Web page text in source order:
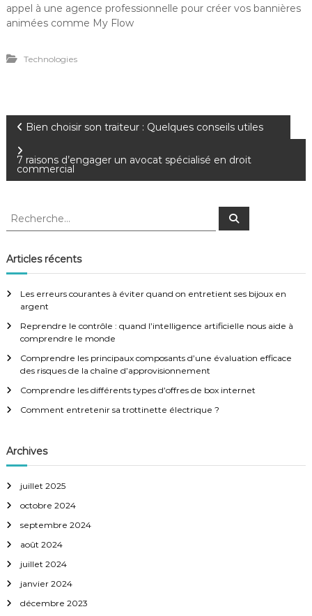
appel à une agence professionnelle pour créer vos bannières
animées comme My Flow
Technologies
N
a
i
g
a
t
i
o
n
d
e
l
’
a
r
Bien choisir son traiteur : Quelques conseils utiles
7 raisons d’engager un avocat spécialisé en droit
commercial
R
h
e
c
e
:
R
c
e
r
Articles récents
Les erreurs courantes à éviter quand on entretient ses bijoux en
argent
Reprendre le contrôle : quand l’intelligence artificielle nous aide à
comprendre le monde
Comprendre les principaux composants d’une évaluation efficace
des risques de la chaîne d’approvisionnement
Comprendre les différents types d’offres de box internet
Comment entretenir sa trottinette électrique ?
Archives
juillet 2025
octobre 2024
septembre 2024
août 2024
juillet 2024
janvier 2024
décembre 2023